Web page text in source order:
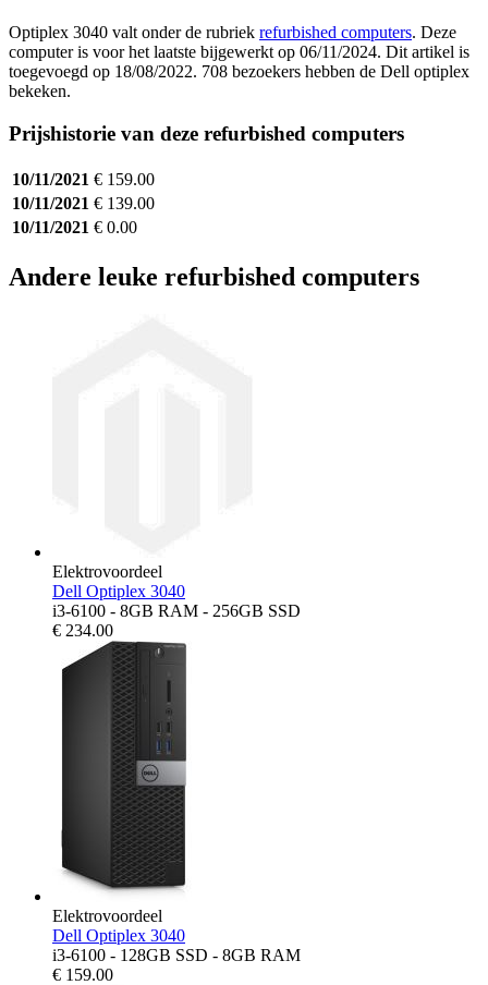
Optiplex 3040 valt onder de rubriek refurbished computers. Deze
computer is voor het laatste bijgewerkt op 06/11/2024. Dit artikel is
toegevoegd op 18/08/2022. 708 bezoekers hebben de Dell optiplex
bekeken.
Prijshistorie van deze refurbished computers
10/11/2021 € 159.00
10/11/2021 € 139.00
10/11/2021 € 0.00
Andere leuke refurbished computers
Elektrovoordeel
Dell Optiplex 3040
i3-6100 - 8GB RAM - 256GB SSD
€ 234.00
Elektrovoordeel
Dell Optiplex 3040
i3-6100 - 128GB SSD - 8GB RAM
€ 159.00